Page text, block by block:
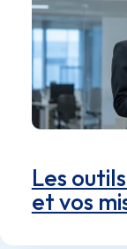
Les
et vos